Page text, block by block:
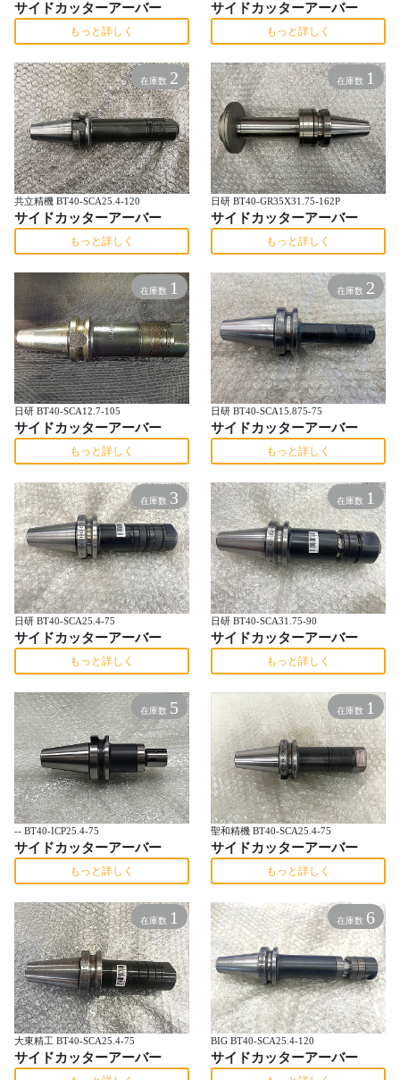
サイドカッターアーバー
もっと詳しく
サイドカッターアーバー
もっと詳しく
在庫数 2
共立精機 BT40-SCA25.4-120
サイドカッターアーバー
もっと詳しく
在庫数 1
日研 BT40-GR35X31.75-162P
サイドカッターアーバー
もっと詳しく
在庫数 1
日研 BT40-SCA12.7-105
サイドカッターアーバー
もっと詳しく
在庫数 2
日研 BT40-SCA15.875-75
サイドカッターアーバー
もっと詳しく
在庫数 3
日研 BT40-SCA25.4-75
サイドカッターアーバー
もっと詳しく
在庫数 1
日研 BT40-SCA31.75-90
サイドカッターアーバー
もっと詳しく
在庫数 5
-- BT40-ICP25.4-75
サイドカッターアーバー
もっと詳しく
在庫数 1
聖和精機 BT40-SCA25.4-75
サイドカッターアーバー
もっと詳しく
在庫数 1
大東精工 BT40-SCA25.4-75
サイドカッターアーバー
在庫数 6
BIG BT40-SCA25.4-120
サイドカッターアーバー